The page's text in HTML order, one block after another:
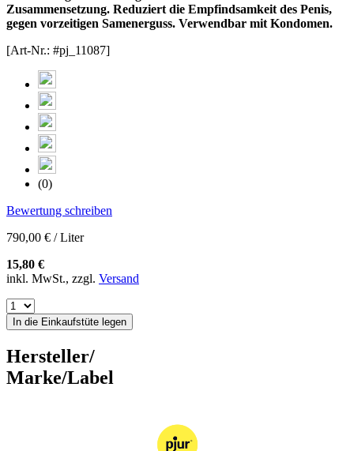
Zusammensetzung. Reduziert die Empfindsamkeit des Penis,
gegen vorzeitigen Samenerguss. Verwendbar mit Kondomen.
[Art-Nr.: #pj_11087]
(0)
Bewertung schreiben
790,00 € / Liter
15,80 €
inkl. MwSt., zzgl. Versand
In die Einkaufstüte legen
Hersteller/
Marke/Label